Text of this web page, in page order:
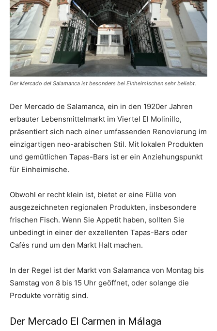
Der Mercado del Salamanca ist besonders bei Einheimischen sehr beliebt.
Der Mercado de Salamanca, ein in den 1920er Jahren
erbauter Lebensmittelmarkt im Viertel El Molinillo,
präsentiert sich nach einer umfassenden Renovierung im
einzigartigen neo-arabischen Stil. Mit lokalen Produkten
und gemütlichen Tapas-Bars ist er ein Anziehungspunkt
für Einheimische.
Obwohl er recht klein ist, bietet er eine Fülle von
ausgezeichneten regionalen Produkten, insbesondere
frischen Fisch. Wenn Sie Appetit haben, sollten Sie
unbedingt in einer der exzellenten Tapas-Bars oder
Cafés rund um den Markt Halt machen.
In der Regel ist der Markt von Salamanca von Montag bis
Samstag von 8 bis 15 Uhr geöffnet, oder solange die
Produkte vorrätig sind.
Der Mercado El Carmen in Málaga